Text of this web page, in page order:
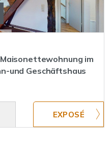
im
und Geschäftshaus